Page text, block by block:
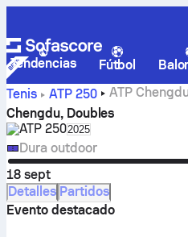
Tendencias Fútbol
Tenis
ATP 250
ATP
directo, resultados y
Chengdu, Doubles
ATP 250Select season in
2025
Dura outdoor
18 sept
Detalles Partidos
Evento destacado